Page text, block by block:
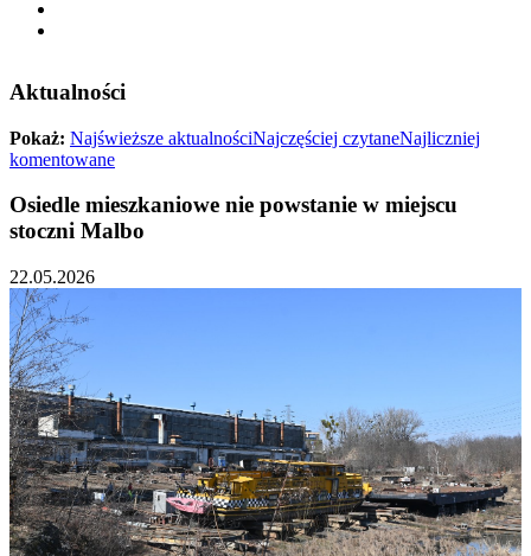
Aktualności
Pokaż: Najświeższe aktualnościNajczęściej czytaneNajliczniej
komentowane
Osiedle mieszkaniowe nie powstanie w miejscu
stoczni Malbo
22.05.2026